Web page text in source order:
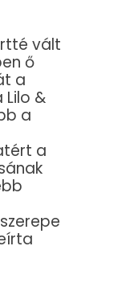
vált
ő
a
Lilo &
a
a